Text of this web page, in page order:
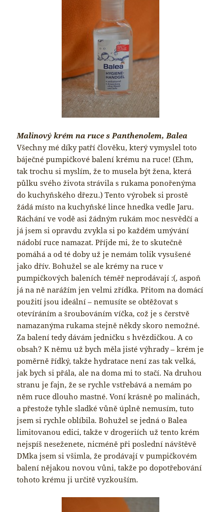
Malinový krém na ruce s Panthenolem, Balea
Všechny mé díky patří člověku, který vymyslel toto
báječné pumpičkové balení krému na ruce! (Ehm,
tak trochu si myslím, že to musela být žena, která
půlku svého života strávila s rukama ponořenýma
do kuchyňského dřezu.) Tento výrobek si prostě
žádá místo na kuchyňské lince hnedka vedle Jaru.
Ráchání ve vodě asi žádným rukám moc nesvědčí a
já jsem si opravdu zvykla si po každém umývání
nádobí ruce namazat. Příjde mi, že to skutečně
pomáhá a od té doby už je nemám tolik vysušené
jako dřív. Bohužel se ale krémy na ruce v
pumpičkových baleních téměř neprodávají :(, aspoň
já na ně narážím jen velmi zřídka. Přitom na domácí
použití jsou ideální – nemusíte se obtěžovat s
otevíráním a šroubováním víčka, což je s čerstvě
namazanýma rukama stejně někdy skoro nemožné.
Za balení tedy dávám jedničku s hvězdičkou. A co
obsah? K němu už bych měla jisté výhrady – krém je
poměrně řídký, takže hydratace není zas tak velká,
jak bych si přála, ale na doma mi to stačí. Na druhou
stranu je fajn, že se rychle vstřebává a nemám po
něm ruce dlouho mastné. Voní krásně po malinách,
a přestože tyhle sladké vůně úplně nemusím, tuto
jsem si rychle oblíbila. Bohužel se jedná o Balea
limitovanou edici, takže v drogeriích už tento krém
nejspíš neseženete, nicméně při poslední návštěvě
DMka jsem si všimla, že prodávají v pumpičkovém
balení nějakou novou vůni, takže po dopotřebování
tohoto krému ji určitě vyzkouším.